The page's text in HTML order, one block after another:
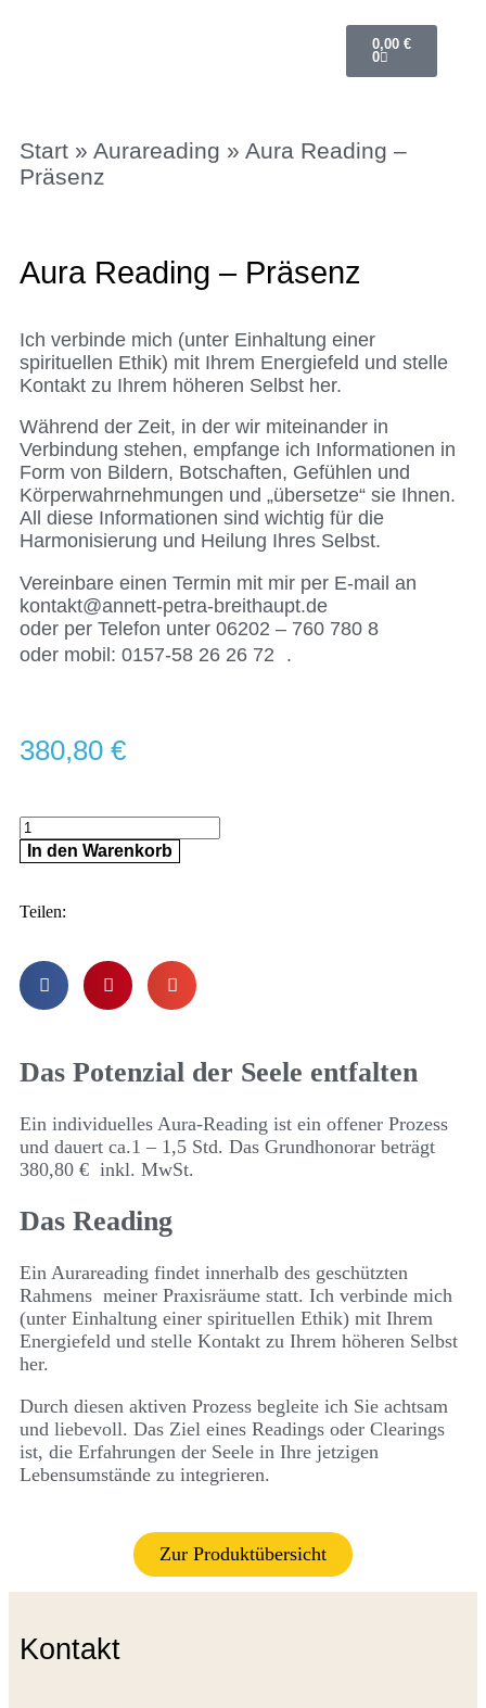
0,00€
0
Start » Aurareading » Aura Reading –
Präsenz
Aura Reading – Präsenz
Ich verbinde mich (unter Einhaltung einer
spirituellen Ethik) mit Ihrem Energiefeld und stelle
Kontakt zu Ihrem höheren Selbst her.
Während der Zeit, in der wir miteinander in
Verbindung stehen, empfange ich Informationen in
Form von Bildern, Botschaften, Gefühlen und
Körperwahrnehmungen und „übersetze“ sie Ihnen.
All diese Informationen sind wichtig für die
Harmonisierung und Heilung Ihres Selbst.
Vereinbare einen Termin mit mir per E-mail an
kontakt@annett-petra-breithaupt.de
oder per Telefon unter 06202 – 760 780 8
oder mobil: 0157-58 26 26 72 .
380,80 €
In den Warenkorb
Teilen:
Das Potenzial der Seele entfalten
Ein individuelles Aura-Reading ist ein offener Prozess
und dauert ca.1 – 1,5 Std. Das Grundhonorar beträgt
380,80 € inkl. MwSt.
Das Reading
Ein Aurareading findet innerhalb des geschützten
Rahmens meiner Praxisräume statt. Ich verbinde mich
(unter Einhaltung einer spirituellen Ethik) mit Ihrem
Energiefeld und stelle Kontakt zu Ihrem höheren Selbst
her.
Durch diesen aktiven Prozess begleite ich Sie achtsam
und liebevoll. Das Ziel eines Readings oder Clearings
ist, die Erfahrungen der Seele in Ihre jetzigen
Lebensumstände zu integrieren.
Zur Produktübersicht
Kontakt